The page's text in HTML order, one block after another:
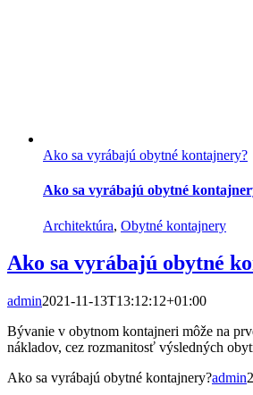
Ako sa vyrábajú obytné kontajnery?
Ako sa vyrábajú obytné
Architektúra, Obytné kontajnery
Ako sa vyrábajú obytné
admin2021-11-13T13:12:12+01:00
Bývanie v obytnom kontajneri môže na
nákladov, cez rozmanitosť výsledných
Ako sa vyrábajú obytné kontajnery?admin